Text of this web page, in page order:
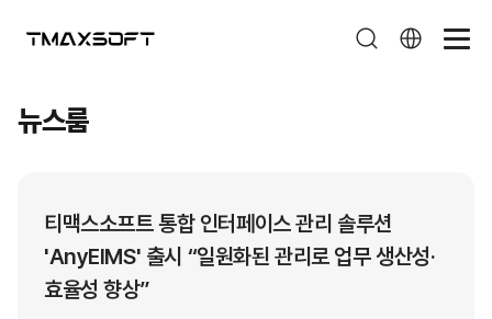
뉴스룸
뉴스룸
티맥스소프트 통합 인터페이스 관리 솔루션
'AnyEIMS' 출시 “일원화된 관리로 업무 생산성·
효율성 향상”